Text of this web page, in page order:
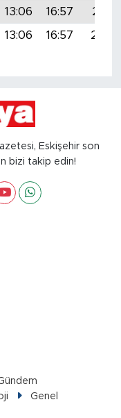
13:06 16:57
20:10
13:06 16:57 20:08
Eskişehir son
bizi takip edin!
Genel